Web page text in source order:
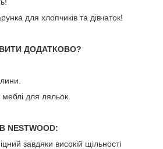
для хлопчиків та дівчаток!
ДОДАТКОВО?
для ляльок.
завдяки високій щільності